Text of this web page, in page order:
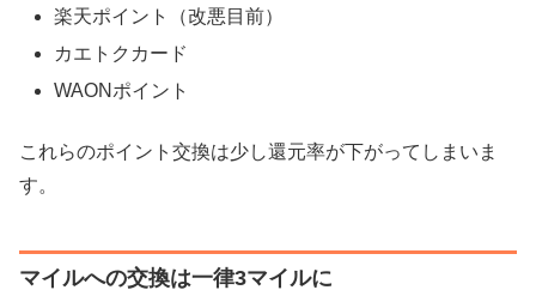
楽天ポイント（改悪目前）
カエトクカード
WAONポイント
これらのポイント交換は少し還元率が下がってしまいま
す。
マイルへの交換は一律3マイルに